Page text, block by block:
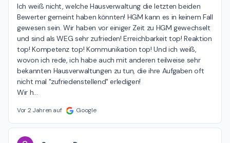
Ich weiß nicht, welche Hausverwaltung die letzten beiden
Bewerter gemeint haben könnten! HGM kann es in keinem Fall
gewesen sein. Wir haben vor einiger Zeit zu HGM gewechselt
und sind als WEG sehr zufrieden! Erreichbarkeit top! Reaktion
top! Kompetenz top! Kommunikation top! Und ich weiß,
wovon ich rede, ich habe auch mit anderen teilweise sehr
bekannten Hausverwaltungen zu tun, die ihre Aufgaben oft
nicht mal "zufriedenstellend" erledigen!
Wir h…
Vor 2 Jahren auf Google